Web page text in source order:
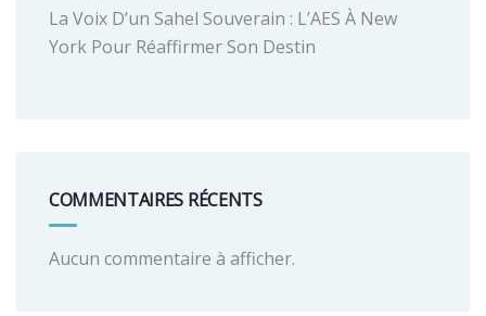
La Voix D’un Sahel Souverain : L’AES À New
York Pour Réaffirmer Son Destin
COMMENTAIRES RÉCENTS
Aucun commentaire à afficher.